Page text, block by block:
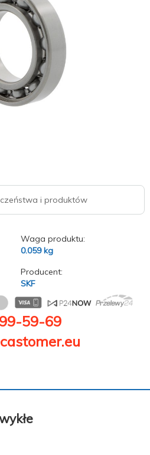
i produktów
Waga produktu:
0.059 kg
Producent:
SKF
59-69